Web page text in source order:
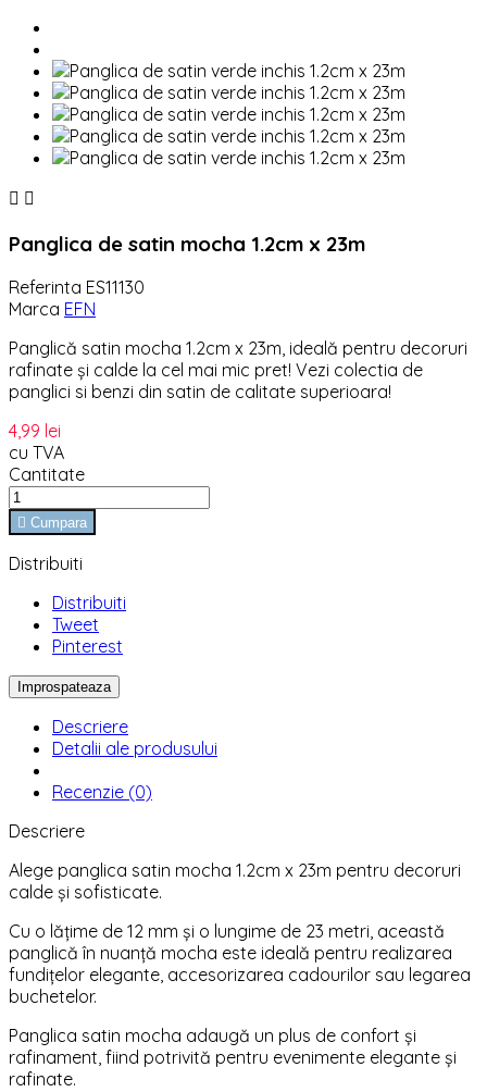
 
Panglica de satin mocha 1.2cm x 23m
Referinta ES11130
Marca EFN
Panglică satin mocha 1.2cm x 23m, ideală pentru decoruri
rafinate și calde la cel mai mic pret! Vezi colectia de
panglici si benzi din satin de calitate superioara!
4,99 lei
cu TVA
Cantitate
 Cumpara
Distribuiti
Distribuiti
Tweet
Pinterest
Descriere
Detalii ale produsului
Recenzie (0)
Descriere
Alege panglica satin mocha 1.2cm x 23m pentru decoruri
calde și sofisticate.
Cu o lățime de 12 mm și o lungime de 23 metri, această
panglică în nuanță mocha este ideală pentru realizarea
fundițelor elegante, accesorizarea cadourilor sau legarea
buchetelor.
Panglica satin mocha adaugă un plus de confort și
rafinament, fiind potrivită pentru evenimente elegante și
rafinate.